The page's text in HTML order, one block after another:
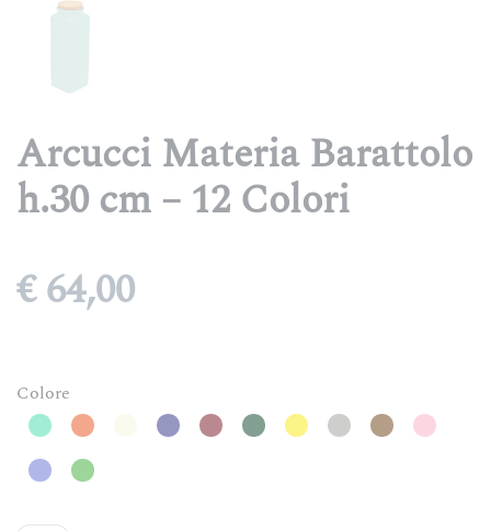
Arcucci Materia Barattolo
h.30 cm – 12 Colori
€64,00
Colore